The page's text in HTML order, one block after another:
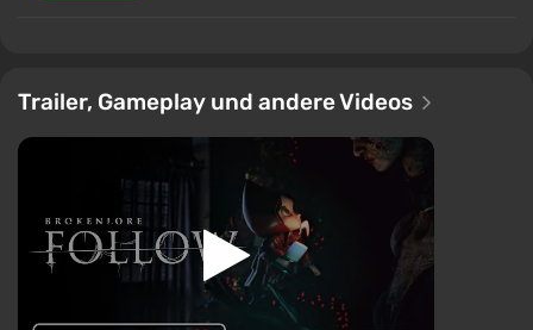
Trailer, Gameplay und andere Videos